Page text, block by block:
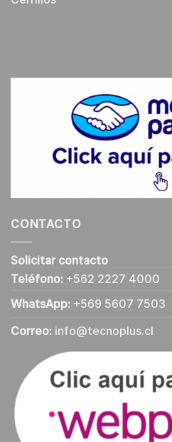
CONTACTO
Solicitar contacto
Teléfono: +562 2227 4000
WhatsApp: +569 5607 7503
Correo: info@tecnoplus.cl